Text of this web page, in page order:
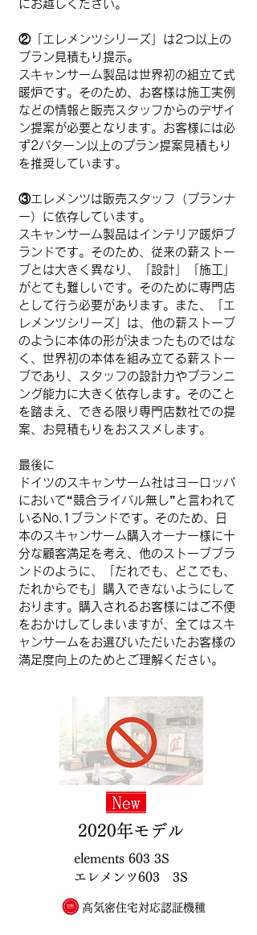
にお越しください。
​②「エレメンツシリーズ」は2つ以上の
プラン見積もり提示。​
スキャンサーム製品は世界初の組立て式
暖炉です。そのため、お客様は施工実例
などの情報と販売スタッフからのデザイ
ン提案が必要となります。お客様には必
ず2パターン以上のプラン提案見積もり
を推奨しています。
③エレメンツは販売スタッフ（プランナ
ー）に依存しています。
スキャンサーム製品はインテリア暖炉ブ
ランドです。そのため、従来の薪ストー
ブとは大きく異なり、「設計」「施工」
がとても難しいです。そのために専門店
として行う必要があります。また、「エ
レメンツシリーズ」は、他の薪ストーブ
のように本体の形が決まったものではな
く、世界初の本体を組み立てる薪ストー
ブであり、スタッフの設計力やプランニ
ング能力に大きく依存します。そのこと
を踏まえ、できる限り専門店数社での提
案、お見積もりをおススメします。
最後に
ドイツのスキャンサーム社はヨーロッパ
において“競合ライバル無し”と言われて
いるNo.1ブランドです。そのため、日
本のスキャンサーム購入オーナー様に十
分な顧客満足を考え、他のストーブブラ
ンドのように、「だれでも、どこでも、
だれからでも」購入できないようにして
おります。購入されるお客様にはご不便
をおかけしてしまいますが、全てはスキ
ャンサームをお選びいただいたお客様の
満足度向上のためとご理解ください。
2020年モデル
elements 603 3S
エレメンツ603 3S
高気密住宅対応認証機種